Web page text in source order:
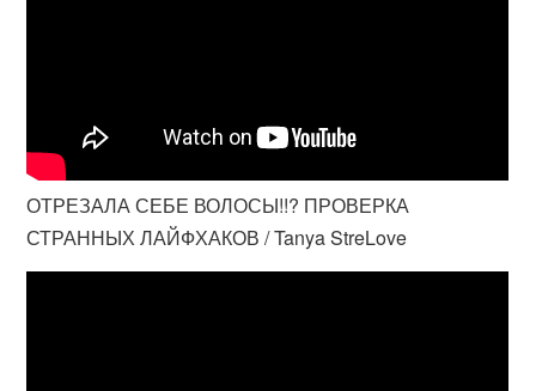
ОТРЕЗАЛА СЕБЕ ВОЛОСЫ!!? ПРОВЕРКА
СТРАННЫХ ЛАЙФХАКОВ / Tanya StreLove